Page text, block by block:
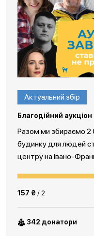
Актуальний збір
Благодійний
Разом ми збираємо 2
будинку для людей
центру на Івано-
157 ₴ / 2
342 донатори